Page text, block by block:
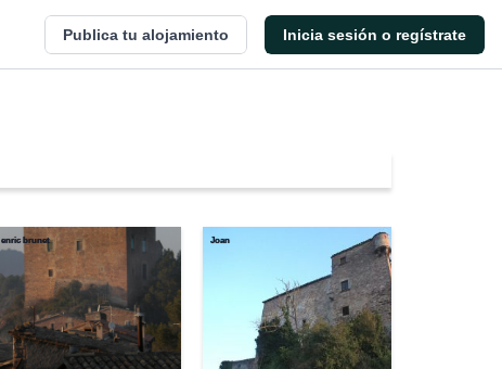
Publica tu alojamiento Inicia sesión o regístrate
enric brunet Joan